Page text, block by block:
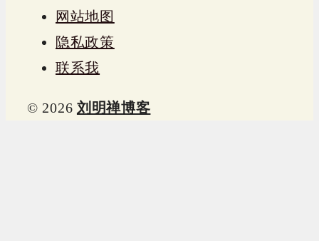
网站地图
隐私政策
联系我
© 2026 刘明禅博客